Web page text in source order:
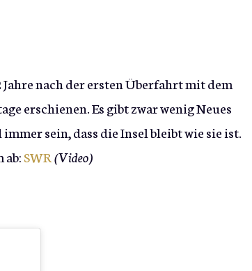
nach der ersten Überfahrt mit dem
erschienen. Es gibt zwar wenig Neues
sein, dass die Insel bleibt wie sie ist.
ab:SWR(Video)